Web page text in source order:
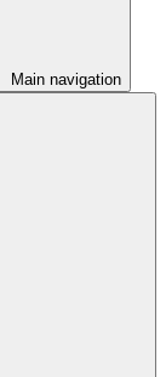
Main navigation